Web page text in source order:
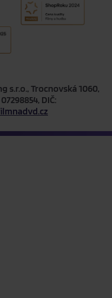
s.r.o., Trocnovská 1060,
DIČ: